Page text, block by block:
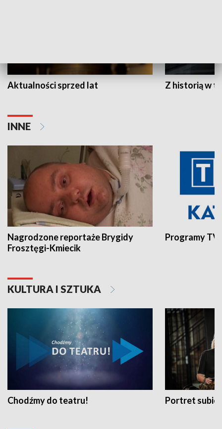
Aktualności sprzed lat Z historią w
INNE
Nagrodzone reportaże Brygidy
Frosztęgi-Kmiecik
Programy
KULTURA I SZTUKA
Chodźmy do teatru! Portret